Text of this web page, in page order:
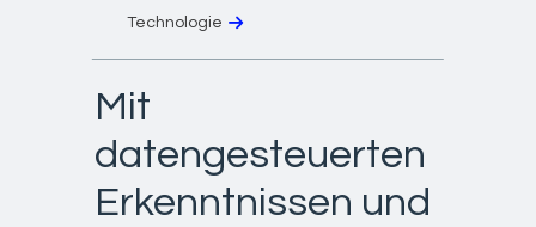
Technologie
Mit
datengesteuerten
Erkenntnissen und